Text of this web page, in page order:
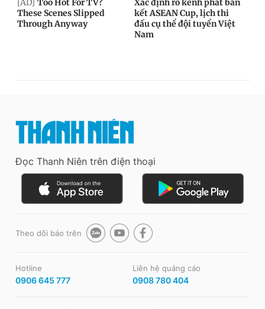
Đọc Thanh Niên trên điện thoại
Theo dõi báo trên
Hotline
0906 645 777
Liên hệ quảng cáo
0908 780 404